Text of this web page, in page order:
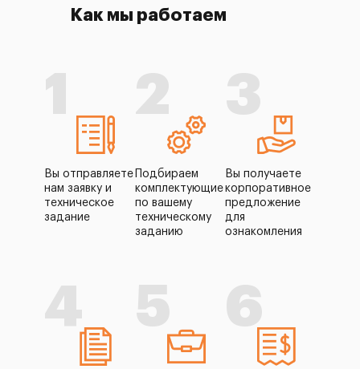
Как мы работаем
1
Вы отправляете
нам заявку и
техническое
задание
2
Подбираем
комплектующие
по вашему
техническому
заданию
3
Вы получаете
корпоративное
предложение
для
ознакомления
4 5 6